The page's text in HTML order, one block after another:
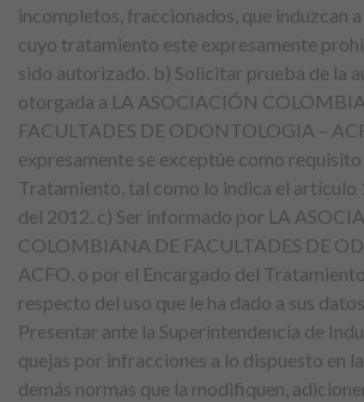
incompletos, fraccionados, que induzcan
cuyo tratamiento este expresamente
sido autorizado. b) Solicitar prueba de la
otorgada a LA ASOCIACIÓN
FACULTADES DE ODONTOLOGIA –
expresamente se exceptúe como requisito
Tratamiento, tal como lo indica el artículo
del 2012. c) Ser informado por LA
COLOMBIANA DE FACULTADES DE
ACFO. o por el Encargado del
respecto del uso que le ha dado a sus
Presentar ante la Superintendencia de
quejas por infracciones a lo dispuesto en
demás normas que la modifiquen,